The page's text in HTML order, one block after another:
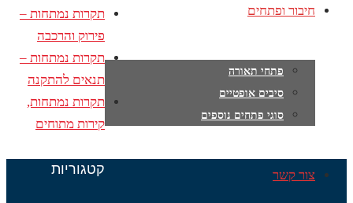
חיבור ופתחים
פתחי תאורה
סיבים אופטיים
סוגי פתחים נוספים
צור קשר
תקרות נמתחות –
פירוק והרכבה
תקרות נמתחות –
תנאים להתקנה
תקרות נמתחות,
קירות מתוחים
קטגוריות